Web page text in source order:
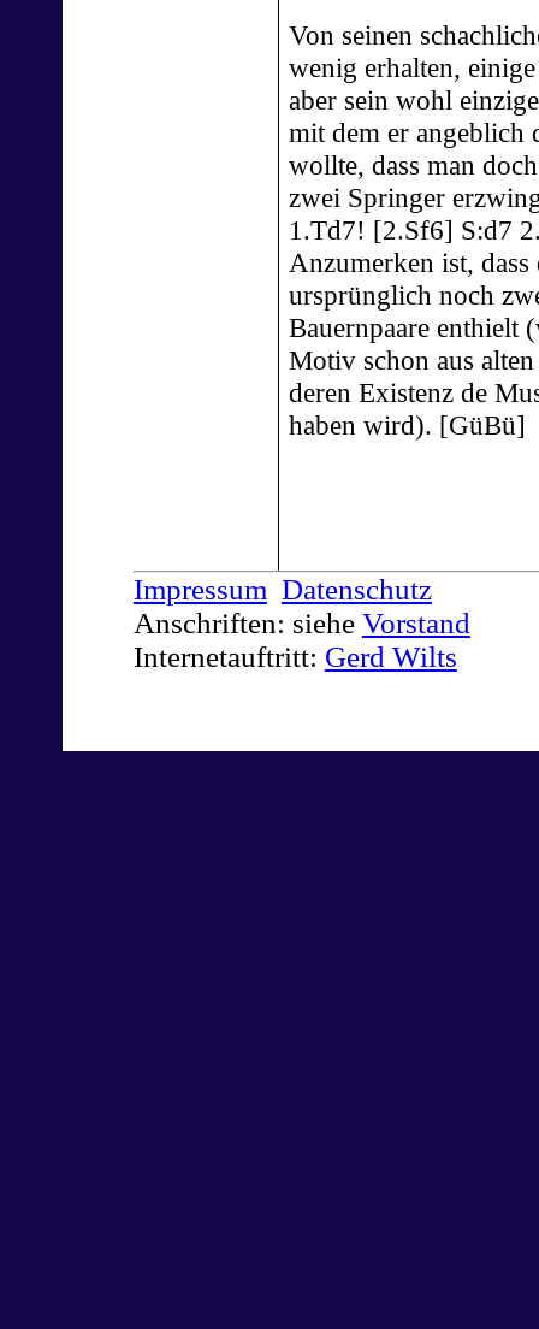
Von seinen
wenig erhalten,
aber sein wohl
mit dem er angeblich
wollte, dass man
zwei Springer
1.Td7! [2.Sf6] S:d7
Anzumerken ist,
ursprünglich noch
Bauernpaare enthielt
Motiv schon aus
deren Existenz de
haben wird). [GüBü]
Impressum Datenschutz
Anschriften: siehe Vorstand
Internetauftritt: Gerd Wilts